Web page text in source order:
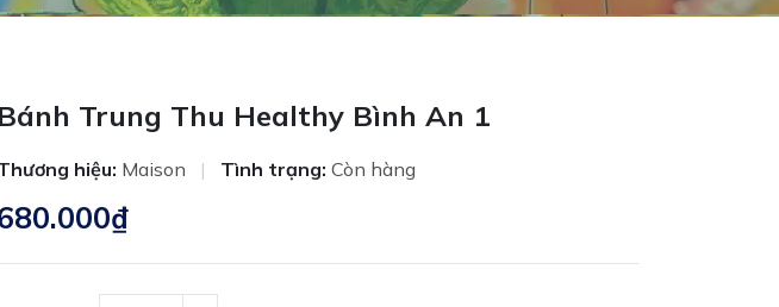
Bánh Trung Thu Healthy Bình An 1
hiệu: Maison | Tình trạng: Còn hàng